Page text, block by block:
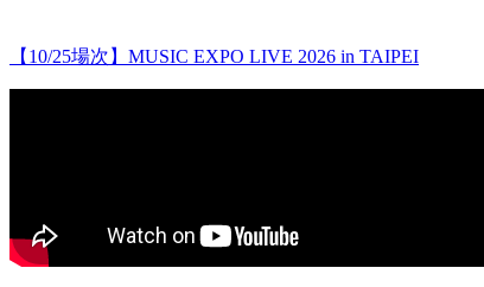
【10/25場次】MUSIC EXPO LIVE 2026 in TAIPEI